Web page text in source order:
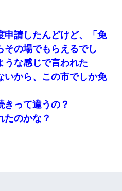
申請したんどけど、「免
その場でもらえるでし
うな感じで言われた
いから、この市でしか免
きって違うの？
たのかな？